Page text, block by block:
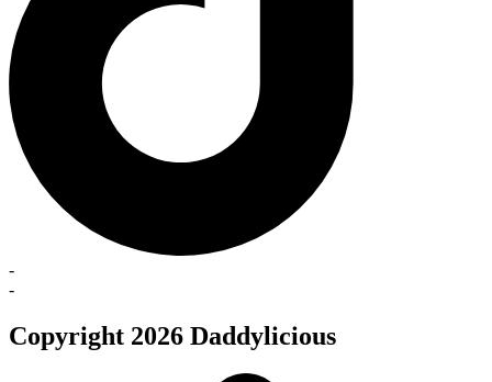
-
-
Copyright 2026 Daddylicious